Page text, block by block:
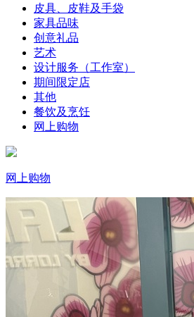
皮具、皮鞋及手袋
家具品味
创意礼品
艺术
设计服务（工作室）
期间限定店
其他
餐饮及烹饪
网上购物
网上购物